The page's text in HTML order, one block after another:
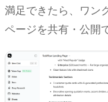
満足できたら、ワン
ページを共有・公開